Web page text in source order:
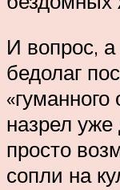
И вопрос,
бедолаг
«гуманного
назрел
просто
сопли на